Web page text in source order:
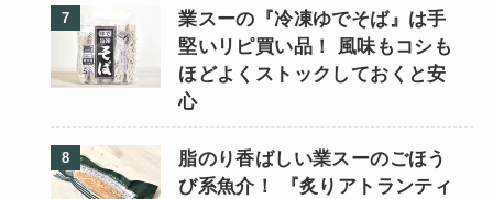
業スーの『冷凍ゆでそば』は手
堅いリピ買い品！ 風味もコシも
ほどよくストックしておくと安
心
脂のり香ばしい業スーのごほう
び系魚介！ 『炙りアトランティ